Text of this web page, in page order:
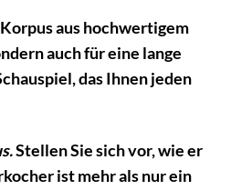
aus hochwertigem
auch für eine lange
das Ihnen jeden
Stellen Sie sich vor, wie er
ist mehr als nur ein